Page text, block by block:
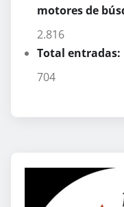
motores de
2.816
Total entradas:
704